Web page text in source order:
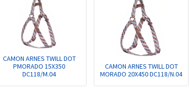
CAMON ARNES TWILL DOT
PMORADO 15X350
DC118/M.04
CAMON ARNES TWILL DOT
MORADO 20X450 DC118/N.04